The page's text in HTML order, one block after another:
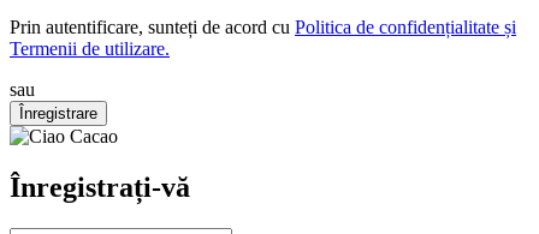
Prin autentificare, sunteți de acord cu Politica de confidențialitate și
Termenii de utilizare.
sau
Înregistrare
Înregistrați-vă